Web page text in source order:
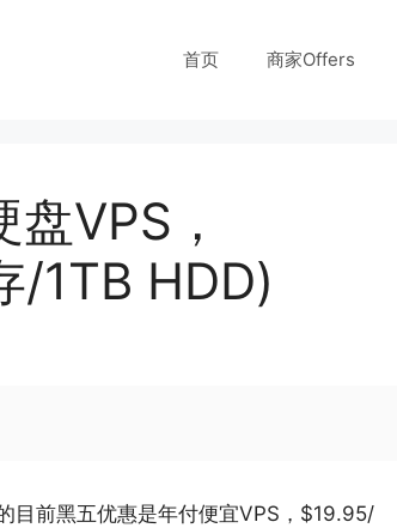
首页 商家Offers
VPS，
/1TB HDD)
目前黑五优惠是年付便宜VPS，$19.95/